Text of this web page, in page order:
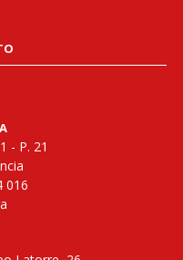
- P. 21
016